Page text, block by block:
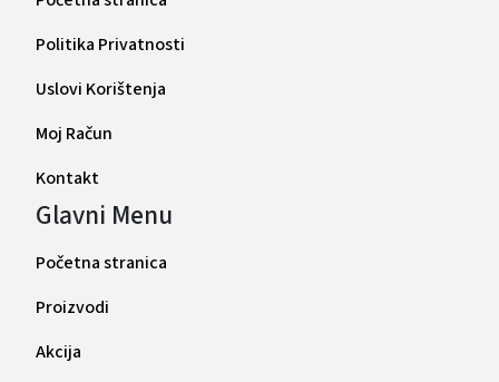
Politika Privatnosti
Uslovi Korištenja
Moj Račun
Kontakt
Glavni Menu
Početna stranica
Proizvodi
Akcija